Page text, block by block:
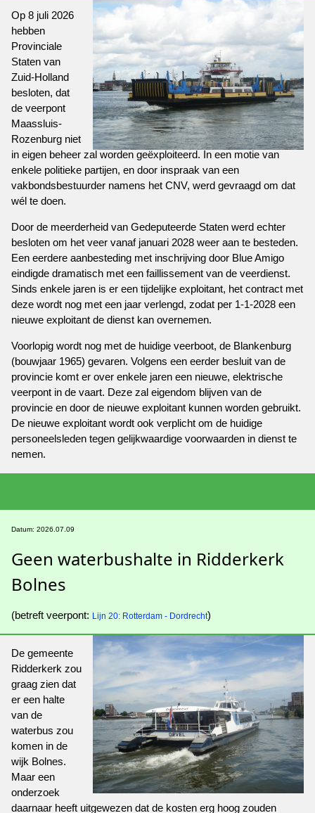
Op 8 juli 2026
hebben
Provinciale
Staten van
Zuid-Holland
besloten, dat
de veerpont
Maassluis-
Rozenburg niet
in eigen beheer zal worden geëxploiteerd. In een motie van
enkele politieke partijen, en door inspraak van een
vakbondsbestuurder namens het CNV, werd gevraagd om dat
wél te doen.
Door de meerderheid van Gedeputeerde Staten werd echter
besloten om het veer vanaf januari 2028 weer aan te besteden.
Een eerdere aanbesteding met inschrijving door Blue Amigo
eindigde dramatisch met een faillissement van de veerdienst.
Sinds enkele jaren is er een tijdelijke exploitant, het contract met
deze wordt nog met een jaar verlengd, zodat per 1-1-2028 een
nieuwe exploitant de dienst kan overnemen.
Voorlopig wordt nog met de huidige veerboot, de Blankenburg
(bouwjaar 1965) gevaren. Volgens een eerder besluit van de
provincie komt er over enkele jaren een nieuwe, elektrische
veerpont in de vaart. Deze zal eigendom blijven van de
provincie en door de nieuwe exploitant kunnen worden gebruikt.
De nieuwe exploitant wordt ook verplicht om de huidige
personeelsleden tegen gelijkwaardige voorwaarden in dienst te
nemen.
Datum: 2026.07.09
Geen waterbushalte in Ridderkerk
Bolnes
(betreft veerpont: Lijn 20: Rotterdam - Dordrecht)
De gemeente
Ridderkerk zou
graag zien dat
er een halte
van de
waterbus zou
komen in de
wijk Bolnes.
Maar een
onderzoek
daarnaar heeft uitgewezen dat de kosten erg hoog zouden